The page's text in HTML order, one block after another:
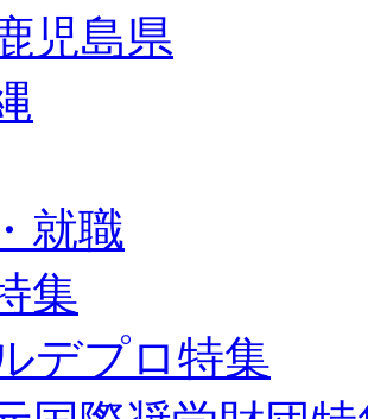
児島県
就職
集
デプロ特集